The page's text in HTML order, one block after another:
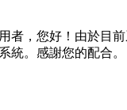
者，您好！由於目
統。感謝您的配合。